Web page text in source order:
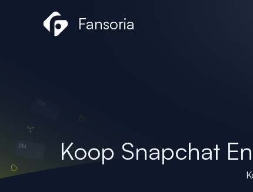
Fansoria
Koop Snapchat